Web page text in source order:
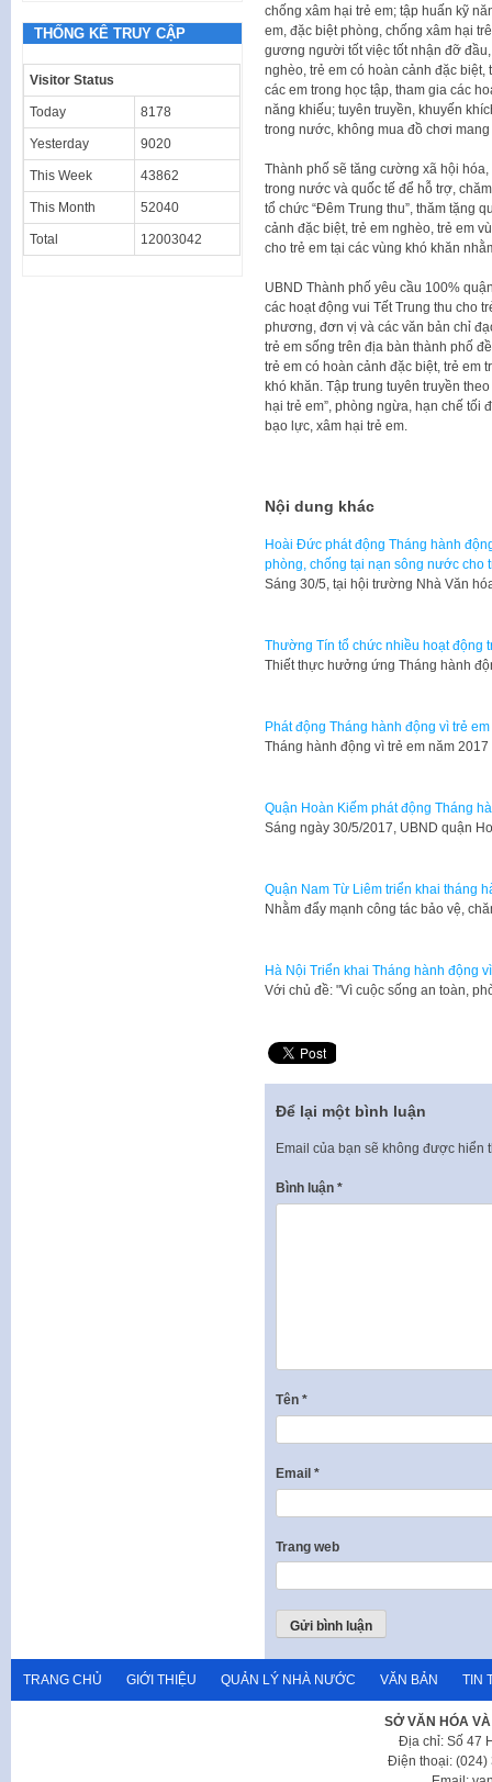
chống xâm hại trẻ em; tập huấn kỹ
em, đặc biệt phòng, chống xâm hại
gương người tốt việc tốt nhận đỡ
nghèo, trẻ em có hoàn cảnh đặc
các em trong học tập, tham gia các
năng khiếu; tuyên truyền, khuyến
trong nước, không mua đồ chơi
Thành phố sẽ tăng cường xã hội
trong nước và quốc tế để hỗ trợ,
tổ chức “Đêm Trung thu”, thăm tặng
cảnh đặc biệt, trẻ em nghèo, trẻ em
cho trẻ em tại các vùng khó khăn
UBND Thành phố yêu cầu 100%
các hoạt động vui Tết Trung thu cho
phương, đơn vị và các văn bản chỉ
trẻ em sống trên địa bàn thành phố
trẻ em có hoàn cảnh đặc biệt, trẻ em
khó khăn. Tập trung tuyên truyền
hại trẻ em”, phòng ngừa, hạn chế tối
bạo lực, xâm hại trẻ em.
Nội dung khác
Hoài Đức phát động Tháng hành
phòng, chống tại nạn sông nước cho
Sáng 30/5, tại hội trường Nhà Văn
Thường Tín tổ chức nhiều hoạt động
Thiết thực hưởng ứng Tháng hành
Phát động Tháng hành động vì trẻ
Tháng hành động vì trẻ em năm
Quận Hoàn Kiếm phát động Tháng
Sáng ngày 30/5/2017, UBND quận
Quận Nam Từ Liêm triển khai tháng
Nhằm đẩy mạnh công tác bảo vệ,
Hà Nội Triển khai Tháng hành động
Với chủ đề: "Vì cuộc sống an toàn,
Để lại một bình luận
Email của bạn sẽ không được hiển
Bình luận *
Tên *
Email *
Trang web
THỐNG KÊ TRUY CẬP
Visitor Status
Today 8178
Yesterday 9020
This Week 43862
This Month 52040
Total 12003042
TRANG CHỦ GIỚI THIỆU QUẢN LÝ NHÀ NƯỚC VĂN BẢN TIN
SỞ VĂN HÓA
Địa chỉ: Số 47
Điện thoại: (024)